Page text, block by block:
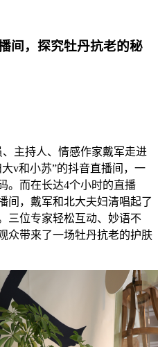
间，探究牡丹抗老的秘
主持人、情感作家戴军走进
v和小苏”的抖音直播间，一
。而在长达4个小时的直播
间，戴军和北大夫妇清唱起了
三位专家轻松互动、妙语不
众带来了一场牡丹抗老的护肤